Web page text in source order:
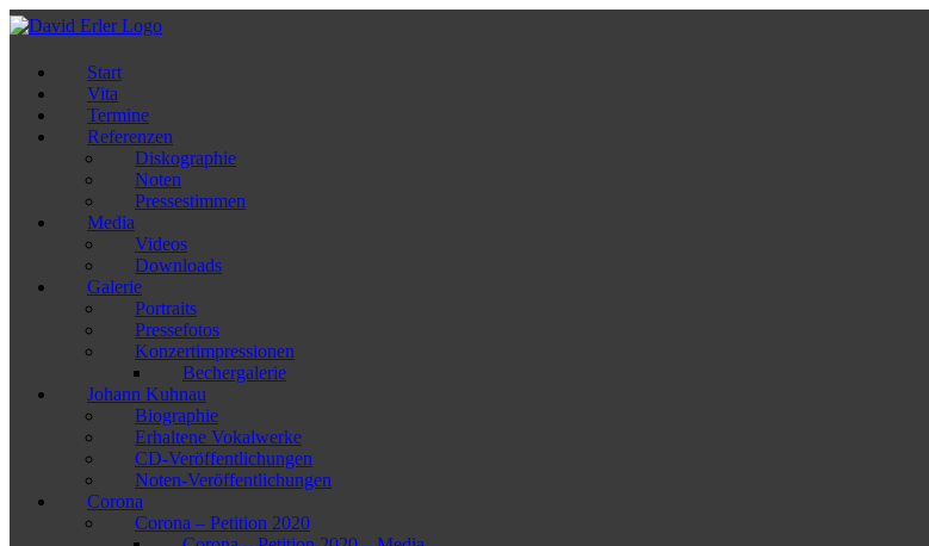
Zum
Inhalt
Start
Vita
Termine
Referenzen
Diskographie
Noten
Pressestimmen
Media
Videos
Downloads
Galerie
Portraits
Pressefotos
Konzertimpressionen
Bechergalerie
Johann Kuhnau
Biographie
Erhaltene Vokalwerke
CD-Veröffentlichungen
Noten-Veröffentlichungen
Corona
Corona – Petition 2020